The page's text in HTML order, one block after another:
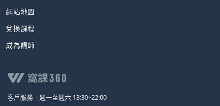
網站地圖
兌換課程
成為講師
客戶服務∣ 週一至週六 13:30~22:00